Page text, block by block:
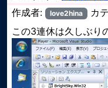
作成者:
love2hina カ
この3連休は久しぶり